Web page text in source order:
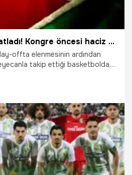
Karşıyaka'da kriz patladı! Kongre öncesi haciz şoku
offta elenmesinin ardından
takip ettiği basketbolda
genel kurulun 2 Haziran'da
Nikah Evi'nde yapılacağı